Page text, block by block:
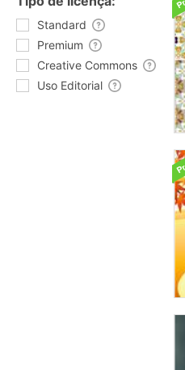
Standard
Premium
Creative Commons
Uso Editorial